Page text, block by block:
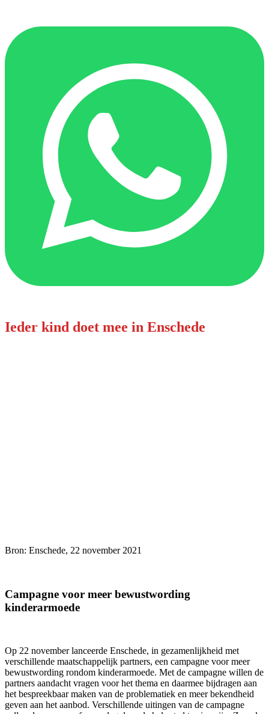
Ieder kind doet mee in Enschede
Bron: Enschede, 22 november 2021
Campagne voor meer bewustwording
kinderarmoede
Op 22 november lanceerde Enschede, in gezamenlijkheid met
verschillende maatschappelijk partners, een campagne voor meer
bewustwording rondom kinderarmoede. Met de campagne willen de
partners aandacht vragen voor het thema en daarmee bijdragen aan
het bespreekbaar maken van de problematiek en meer bekendheid
geven aan het aanbod. Verschillende uitingen van de campagne